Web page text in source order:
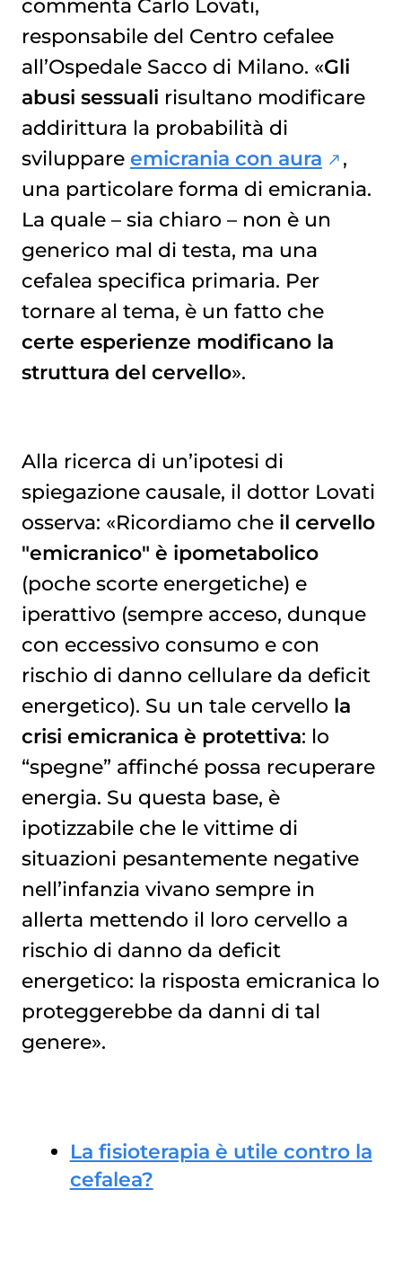
commenta Carlo Lovati,
responsabile del Centro cefalee
all’Ospedale Sacco di Milano. «Gli
abusi sessuali risultano modificare
addirittura la probabilità di
sviluppare emicrania con aura
,
una particolare forma di emicrania.
La quale – sia chiaro – non è un
generico mal di testa, ma una
cefalea specifica primaria. Per
tornare al tema, è un fatto che
certe esperienze modificano la
struttura del cervello».
Alla ricerca di un’ipotesi di
spiegazione causale, il dottor Lovati
osserva: «Ricordiamo che il cervello
"emicranico" è ipometabolico
(poche scorte energetiche) e
iperattivo (sempre acceso, dunque
con eccessivo consumo e con
rischio di danno cellulare da deficit
energetico). Su un tale cervello la
crisi emicranica è protettiva: lo
“spegne” affinché possa recuperare
energia. Su questa base, è
ipotizzabile che le vittime di
situazioni pesantemente negative
nell’infanzia vivano sempre in
allerta mettendo il loro cervello a
rischio di danno da deficit
energetico: la risposta emicranica lo
proteggerebbe da danni di tal
genere».
La fisioterapia è utile contro la
cefalea?